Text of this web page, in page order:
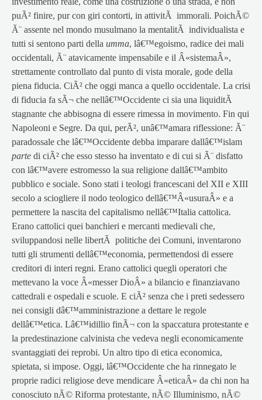
puÃ² finire, pur con giri contorti, in attivitÃ immorali. PoichÃ©
Ã¨ assente nel mondo musulmano la mentalitÃ individualista e
tutti si sentono parti della umma, lâ€™egoismo, radice dei mali
occidentali, Ã¨ atavicamente impensabile e il Â«sistemaÂ»,
strettamente controllato dal punto di vista morale, gode della
piena fiducia. CiÃ² che oggi manca a quello occidentale. La crisi
di fiducia fa sÃ¬ che nellâ€™Occidente ci sia una liquiditÃ
stagnante che abbisogna di essere rimessa in movimento. Fin qui
Napoleoni e Segre. Da qui, perÃ², unâ€™amara riflessione: Ã¨
paradossale che lâ€™Occidente debba imparare dallâ€™islam
parte di ciÃ² che esso stesso ha inventato e di cui si Ã¨ disfatto
con lâ€™avere estromesso la sua religione dallâ€™ambito
pubblico e sociale. Sono stati i teologi francescani del XII e XIII
secolo a sciogliere il nodo teologico dellâ€™Â«usuraÂ» e a
permettere la nascita del capitalismo nellâ€™Italia cattolica.
Erano cattolici quei banchieri e mercanti medievali che,
sviluppandosi nelle libertÃ politiche dei Comuni, inventarono
tutti gli strumenti dellâ€™economia, permettendosi di essere
creditori di interi regni. Erano cattolici quegli operatori che
mettevano la voce Â«messer DioÂ» a bilancio e finanziavano
cattedrali e ospedali e scuole. E ciÃ² senza che i preti sedessero
nei consigli dâ€™amministrazione a dettare le regole
dellâ€™etica. Lâ€™idillio finÃ¬ con la spaccatura protestante e
la predestinazione calvinista che vedeva negli economicamente
svantaggiati dei reprobi. Un altro tipo di etica economica,
spietata, si impose. Oggi, lâ€™Occidente che ha rinnegato le
proprie radici religiose deve mendicare Â«eticaÂ» da chi non ha
conosciuto nÃ© Riforma protestante, nÃ© Illuminismo, nÃ©